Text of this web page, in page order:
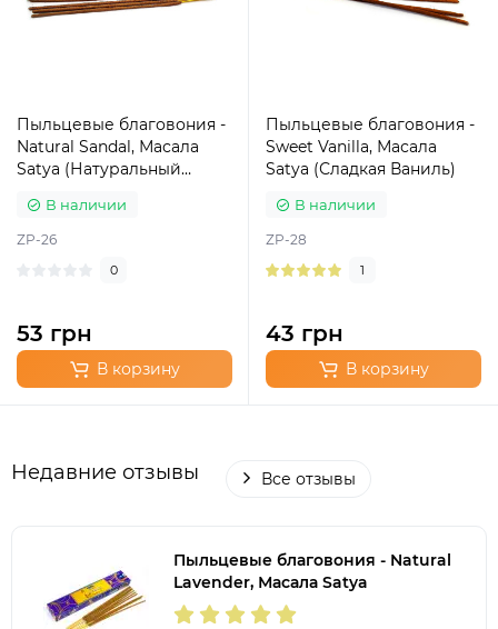
Пыльцевые благовония -
Natural Sandal, Масала
Satya (Натуральный
В наличии
ZP-26
0
53 грн
В корзину
Пыльцевые благовония -
Sweet Vanilla, Масала
Satya (Сладкая Ваниль)
В наличии
ZP-28
1
43 грн
В корзину
Недавние отзывы Все отзывы
Пыльцевые благовония - Natural
Lavender, Масала Satya
(Натуральная Лаванда)